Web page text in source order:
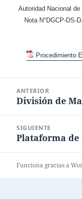
Autoridad Nacional
Nota N°DGCP-DS-
Procedimiento
entradas
ANTERIOR
Entrada
División de
SIGUIENTE
Entrada
Plataforma de
Funciona gracias a